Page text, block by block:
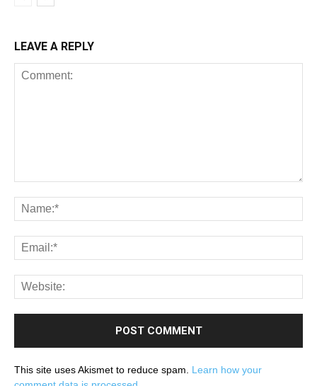
LEAVE A REPLY
This site uses Akismet to reduce spam. Learn how your